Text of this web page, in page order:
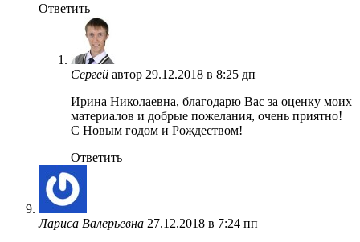
Ответить
Сергей автор 29.12.2018 в 8:25 дп
Ирина Николаевна, благодарю Вас за оценку моих
материалов и добрые пожелания, очень приятно!
С Новым годом и Рождеством!
Ответить
Лариса Валерьевна 27.12.2018 в 7:24 пп